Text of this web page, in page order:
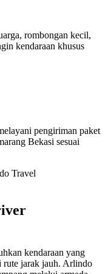
rombongan kecil,
kendaraan khusus
pengiriman paket
Bekasi sesuai
kendaraan yang
rute jarak jauh. Arlindo